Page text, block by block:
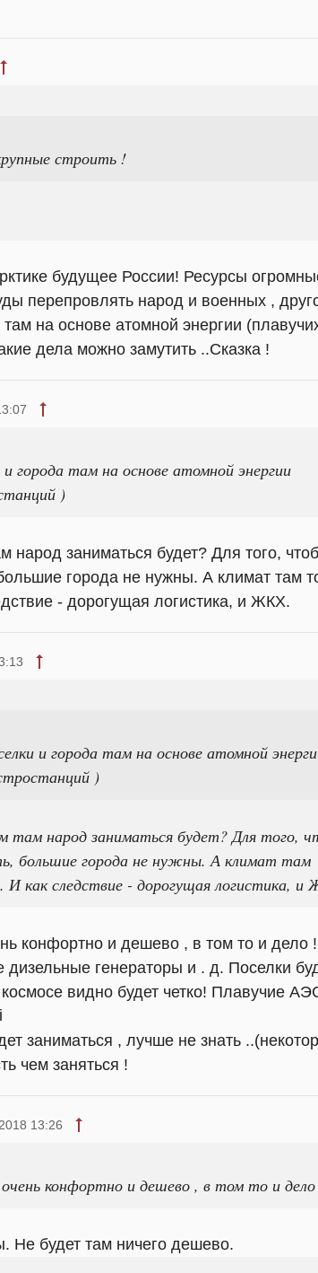
строить !
будущее России! Ресурсы
перепровлять народ и военных ,
на основе атомной энергии
дела можно замутить ..Сказка !
и города там на основе атомной энергии
)
народ заниматься будет? Для того,
города не нужны. А климат там
- дорогущая логистика, и ЖКХ.
и города там на основе атомной
)
там народ заниматься будет? Для того,
большие города не нужны. А климат там
И как следствие - дорогущая логистика, и
конфортно и дешево , в том то и дело !
дизельные генераторы и . д. Поселки
видно будет четко! Плавучие
заниматься , лучше не знать
чем заняться !
13:26
конфортно и дешево , в том то и
Не будет там ничего дешево.